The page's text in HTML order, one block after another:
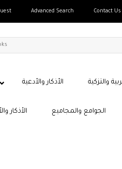
Advanced Search Contact Us
والتزكية الأذكار والأدعية
الأذكار الجوامع والمجاميع